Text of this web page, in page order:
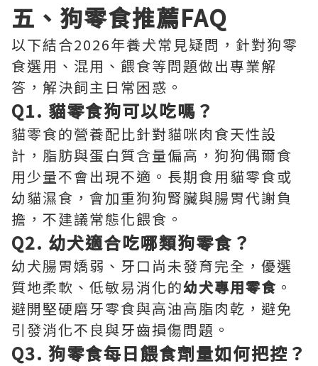
五、狗零食推薦FAQ
以下結合2026年養犬常見疑問，針對狗零
食選用、混用、餵食等問題做出專業解
答，解決飼主日常困惑。
Q1. 貓零食狗可以吃嗎？
貓零食的營養配比針對貓咪肉食天性設
計，脂肪與蛋白質含量偏高，狗狗偶爾食
用少量不會出現不適。長期食用貓零食或
幼貓濕食，會加重狗狗腎臟與腸胃代謝負
擔，不建議常態化餵食。
Q2. 幼犬適合吃哪類狗零食？
幼犬腸胃嬌弱、牙口尚未發育完全，優選
質地柔軟、低敏易消化的幼犬專用零食 。
避開堅硬磨牙零食與高油高脂肉乾，避免
引發消化不良與牙齒損傷問題。
Q3. 狗零食每日餵食劑量如何把控？